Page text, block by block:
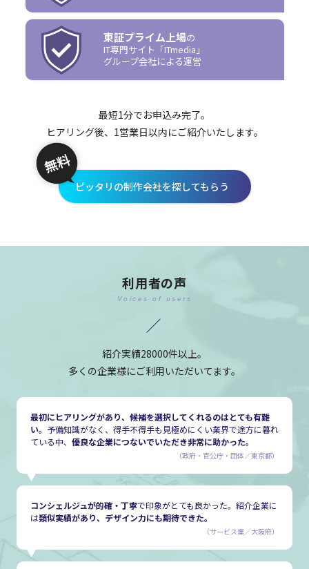
東証プライム上場の
IT専門サイト「ITmedia」
グループ会社による運営
最短1分でお申込み完了。
ヒアリング後、1営業日以内にご紹介いたします。
ピッタリの制作会社を探してもらう
利用者の声
Voices of users
紹介実績28000件以上。
多くの企業様にご利用いただいてます。
最初にヒアリングがあり、候補を選択してくれるのはとても有難
い。 予備知識がなく、得手不得手も見極めにくい業界で途方に暮れ
ている中、 優良な企業につないでいただき非常に助かった。
（政府・官公庁・団体／東京都）
コンシェルジュが的確・丁寧で印象がとても良かった。紹介企業に
は類似実績があり、デザイン力にも期待できた。
（サービス業／大阪府）